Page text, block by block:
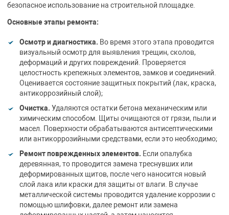
безопасное использование на строительной площадке.
Основные этапы ремонта:
Осмотр и диагностика. Во время этого этапа проводится
визуальный осмотр для выявления трещин, сколов,
деформаций и других повреждений. Проверяется
целостность крепежных элементов, замков и соединений.
Оценивается состояние защитных покрытий (лак, краска,
антикоррозийный слой);
Очистка. Удаляются остатки бетона механическим или
химическим способом. Щиты очищаются от грязи, пыли и
масел. Поверхности обрабатываются антисептическими
или антикоррозийными средствами, если это необходимо;
Ремонт поврежденных элементов. Если опалубка
деревянная, то проводится замена треснувших или
деформированных щитов, после чего наносится новый
слой лака или краски для защиты от влаги. В случае
металлической системы проводится удаление коррозии с
помощью шлифовки, далее ремонт или замена